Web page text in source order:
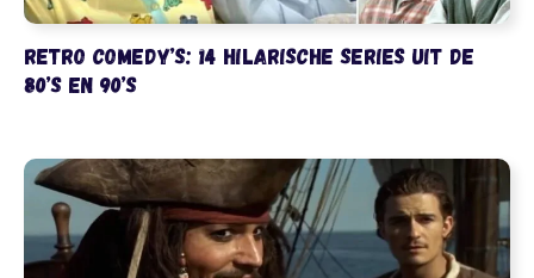
Retro comedy’s: 14 hilarische series uit de
80’s en 90’s